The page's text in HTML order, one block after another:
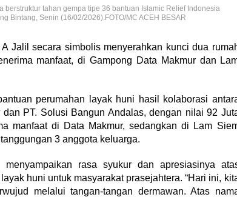
tahan gempa tipe 36 bantuan Islamic Relief Indonesia
Bintang, Senin (16/02/2026).FOTO/MC ACEH BESAR
Jalil secara simbolis menyerahkan kunci dua
manfaat, di Gampong Data Makmur dan
perumahan layak huni hasil kolaborasi
PT. Solusi Bangun Andalas, dengan nilai 92
manfaat di Data Makmur, sedangkan di Lam
3 anggota keluarga.
rasa syukur dan apresiasinya
huni untuk masyarakat prasejahtera. “Hari ini,
melalui tangan-tangan dermawan. Atas